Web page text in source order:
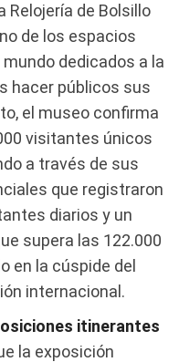
Relojería de Bolsillo
de los espacios
dedicados a la
hacer públicos sus
el museo confirma
visitantes únicos
a través de sus
que registraron
diarios y un
supera las 122.000
en la cúspide del
internacional.
itinerantes
la exposición